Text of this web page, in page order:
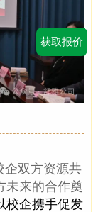
企双方资源共
未来的合作奠
校企携手促发
获取报价